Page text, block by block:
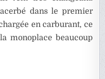
dans le premier
en carburant, ce
monoplace beaucoup